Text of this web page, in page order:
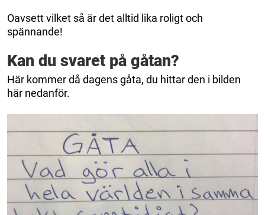
Oavsett vilket så är det alltid lika roligt och
spännande!
Kan du svaret på gåtan?
Här kommer då dagens gåta, du hittar den i bilden
här nedanför.